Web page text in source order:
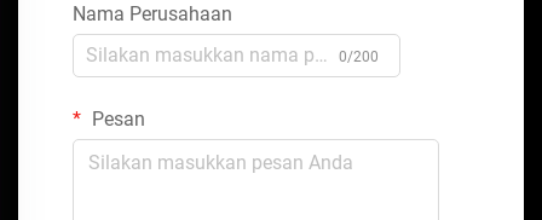
Nama Perusahaan
0/200
Pesan